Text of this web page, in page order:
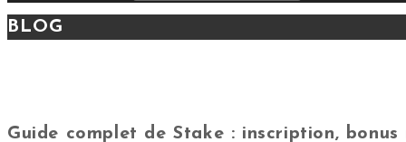
BLOG
Guide complet de Stake : inscription,